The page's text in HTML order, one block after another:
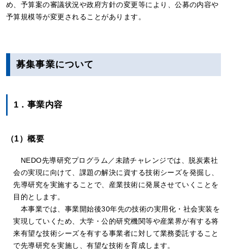
め、予算案の審議状況や政府方針の変更等により、公募の内容や
予算規模等が変更されることがあります。
募集事業について
1．事業内容
（1）概要
NEDO先導研究プログラム／未踏チャレンジでは、脱炭素社
会の実現に向けて、課題の解決に資する技術シーズを発掘し、
先導研究を実施することで、産業技術に発展させていくことを
目的とします。
本事業では、事業開始後30年先の技術の実用化・社会実装を
実現していくため、大学・公的研究機関等や産業界が有する将
来有望な技術シーズを有する事業者に対して業務委託すること
で先導研究を実施し、有望な技術を育成します。